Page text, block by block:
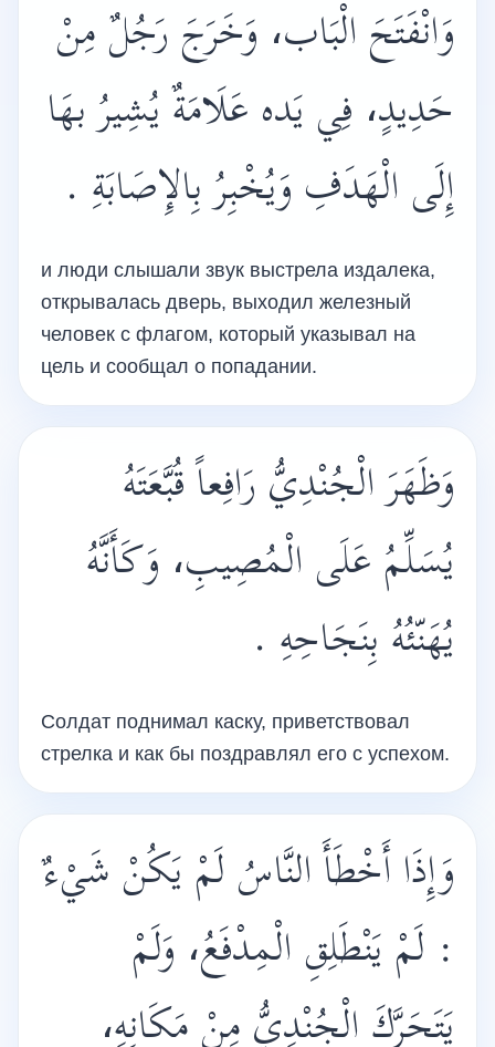
وَانْفَتَحَ الْبَاب، وَخَرَجَ رَجُلٌ مِنْ
حَدِيدٍ، فِي يَده عَلَامَةٌ يُشِيرُ بهَا
إِلَى الْهَدَفِ وَيُخْبِرُ بِالإِصَابَةِ .
и люди слышали звук выстрела издалека,
открывалась дверь, выходил железный
человек с флагом, который указывал на
цель и сообщал о попадании.
وَظَهَرَ الْجُنْدِيُّ رَافِعاً قُبَّعَتَهُ
يُسَلِّمُ عَلَى الْمُصِيبِ، وَكَأَنَّهُ
يُهَنّئُهُ بِنَجَاحِهِ .
Солдат поднимал каску, приветствовал
стрелка и как бы поздравлял его с успехом.
وَإِذَا أَخْطَأَ النَّاسُ لَمْ يَكُنْ شَيْءٌ
: لَمْ يَنْطَلِقِ الْمِدْفَعُ، وَلَمْ
يَتَحَرَّكَ الْجُنْدِيُّ مِنْ مَكَانِهِ،